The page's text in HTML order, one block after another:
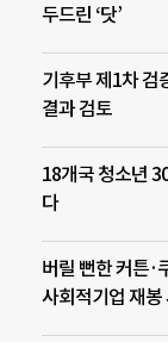
두드린 ‘닷’
기후부 제1차 검
결과 검토
18개국 청소년
다
버릴 뻔한 커튼
사회적기업 재봉